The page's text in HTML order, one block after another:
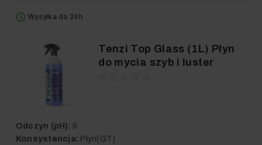
Wysyłka do 24h
Tenzi Top Glass (1L) Płyn
do mycia szyb i luster
Odczyn (pH): 9
Konsystencja: Płyn(GT)